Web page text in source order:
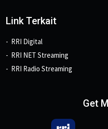
Link Terkait
RRI Digital
RRI NET Streaming
RRI Radio Streaming
Get